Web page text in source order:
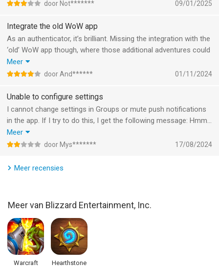
--
Battle.net van Blizzard Entertainment, Inc. is een iPhone app
gebruikers met leeftijden vanaf
Informatie voor Battle.netis het laatst vergeleken op 8 Aug om
10:31.
door Not******* 09/01/2025
Integrate the old WoW app
As an authenticator, it’s brilliant. Missing the integration with the
‘old’ WoW app though, where those additional adventures could
be managed. That app has been discontinued. Don’t care much
about groups and chat. Four stars for the authentication. That’s
Meer
door And****** 01/11/2024
Unable to configure settings
I cannot change settings in Groups or mute push notifications
in the app. If I try to do this, I get the following message: Hmm…
Something went wrong.
No use for me to keep this app if I cannot mute push
Meer
door Mys******* 17/08/2024
Meer recensies
Meer van Blizzard Entertainment, Inc.
Warcraft
Hearthstone